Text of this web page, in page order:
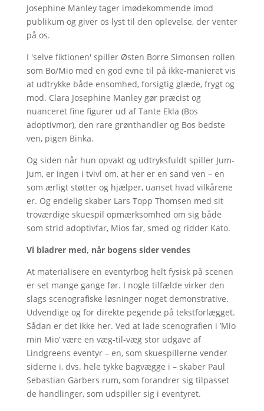
Josephine Manley tager imødekommende imod
publikum og giver os lyst til den oplevelse, der venter
på os.
I 'selve fiktionen' spiller Østen Borre Simonsen rollen
som Bo/Mio med en god evne til på ikke-manieret vis
at udtrykke både ensomhed, forsigtig glæde, frygt og
mod. Clara Josephine Manley gør præcist og
nuanceret fine figurer ud af Tante Ekla (Bos
adoptivmor), den rare grønthandler og Bos bedste
ven, pigen Binka.
Og siden når hun opvakt og udtryksfuldt spiller Jum-
Jum, er ingen i tvivl om, at her er en sand ven – en
som ærligt støtter og hjælper, uanset hvad vilkårene
er. Og endelig skaber Lars Topp Thomsen med sit
troværdige skuespil opmærksomhed om sig både
som strid adoptivfar, Mios far, smed og ridder Kato.
Vi bladrer med, når bogens sider vendes
At materialisere en eventyrbog helt fysisk på scenen
er set mange gange før. I nogle tilfælde virker den
slags scenografiske løsninger noget demonstrative.
Udvendige og for direkte pegende på tekstforlægget.
Sådan er det ikke her. Ved at lade scenografien i ’Mio
min Mio’ være en væg-til-væg stor udgave af
Lindgreens eventyr – en, som skuespillerne vender
siderne i, dvs. hele tykke bagvægge i – skaber Paul
Sebastian Garbers rum, som forandrer sig tilpasset
de handlinger, som udspiller sig i eventyret.